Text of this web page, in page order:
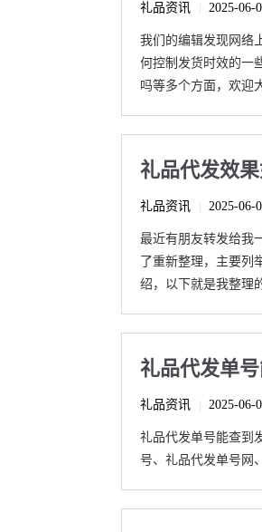
礼品资讯 2025-06-
我们的编辑发现网络
何控制发货时效的一
吗等多个方面，欢迎
礼品代发效
礼品资讯 2025-06-
最近有朋友转发给我
了重新整理，主要
绍，以下就是我整理
礼品代发单
礼品资讯 2025-06-
礼品代发单号能查到
号、礼品代发单号网